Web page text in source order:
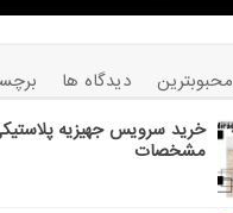
محبوبترین دیدگاه ها
خرید سرویس جهیزیه
مشخصات